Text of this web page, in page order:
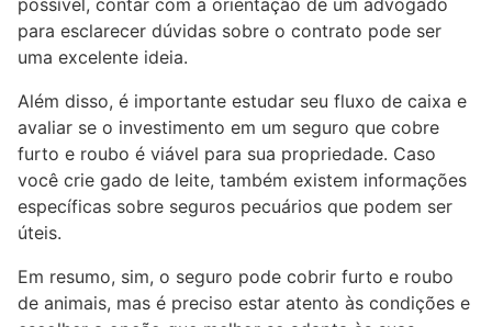
possível, contar com a orientação de um advogado
para esclarecer dúvidas sobre o contrato pode ser
uma excelente ideia.
Além disso, é importante estudar seu fluxo de caixa e
avaliar se o investimento em um seguro que cobre
furto e roubo é viável para sua propriedade. Caso
você crie gado de leite, também existem informações
específicas sobre seguros pecuários que podem ser
úteis.
Em resumo, sim, o seguro pode cobrir furto e roubo
de animais, mas é preciso estar atento às condições e